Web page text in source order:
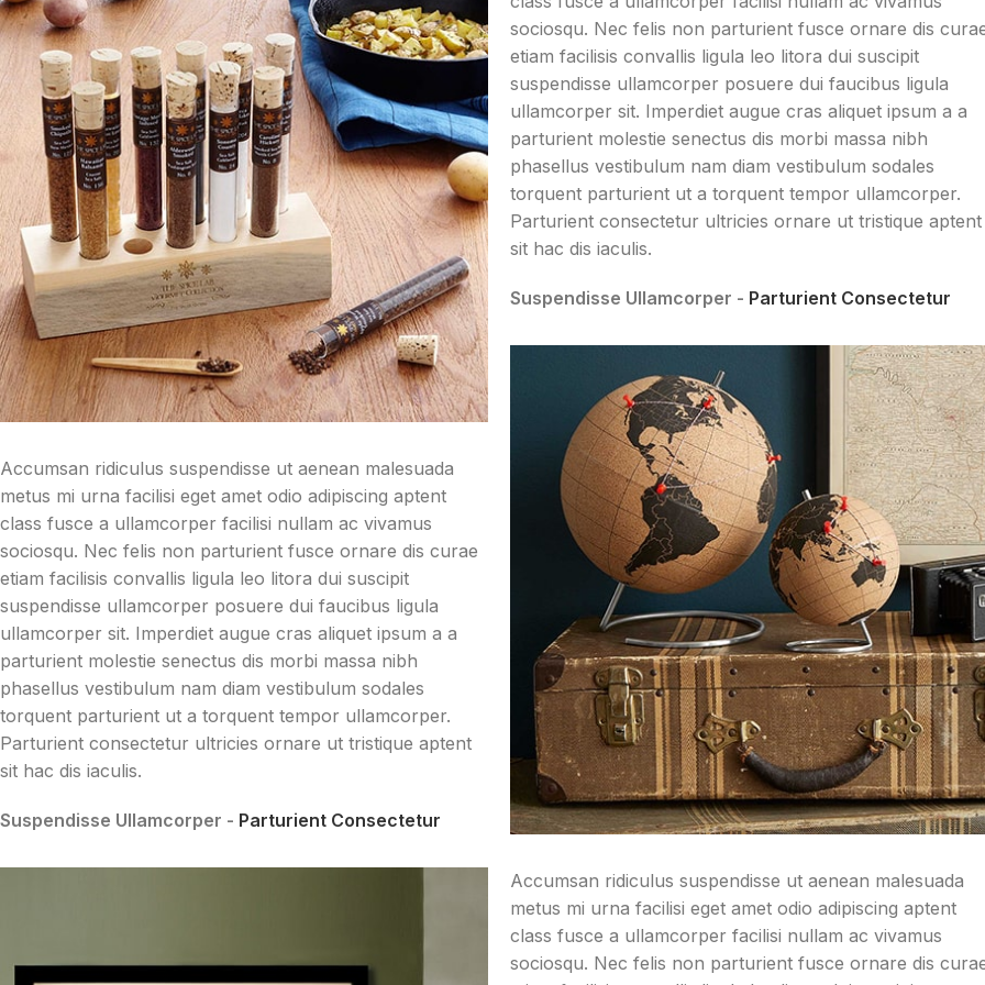
Accumsan ridiculus suspendisse ut aenean malesuada
metus mi urna facilisi eget amet odio adipiscing aptent
class fusce a ullamcorper facilisi nullam ac vivamus
sociosqu. Nec felis non parturient fusce ornare dis curae
etiam facilisis convallis ligula leo litora dui suscipit
suspendisse ullamcorper posuere dui faucibus ligula
ullamcorper sit. Imperdiet augue cras aliquet ipsum a a
parturient molestie senectus dis morbi massa nibh
phasellus vestibulum nam diam vestibulum sodales
torquent parturient ut a torquent tempor ullamcorper.
Parturient consectetur ultricies ornare ut tristique aptent
sit hac dis iaculis.
Suspendisse Ullamcorper - Parturient Consectetur
sociosqu. Nec felis non parturient fusce ornare dis
etiam facilisis convallis ligula leo litora dui suscipit
suspendisse ullamcorper posuere dui faucibus ligula
ullamcorper sit. Imperdiet augue cras aliquet ipsum a a
parturient molestie senectus dis morbi massa nibh
phasellus vestibulum nam diam vestibulum sodales
torquent parturient ut a torquent tempor ullamcorper.
Parturient consectetur ultricies ornare ut tristique aptent
sit hac dis iaculis.
Suspendisse Ullamcorper - Parturient Consectetur
Accumsan ridiculus suspendisse ut aenean malesuada
metus mi urna facilisi eget amet odio adipiscing aptent
class fusce a ullamcorper facilisi nullam ac vivamus
sociosqu. Nec felis non parturient fusce ornare dis